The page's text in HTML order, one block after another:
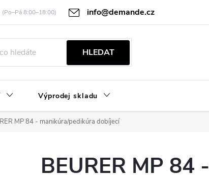
info@demande.cz
podmínky
HLEDAT
Výprodej skladu
MP 84 - manikúra/pedikúra dobíjecí
BEURER MP 84 -